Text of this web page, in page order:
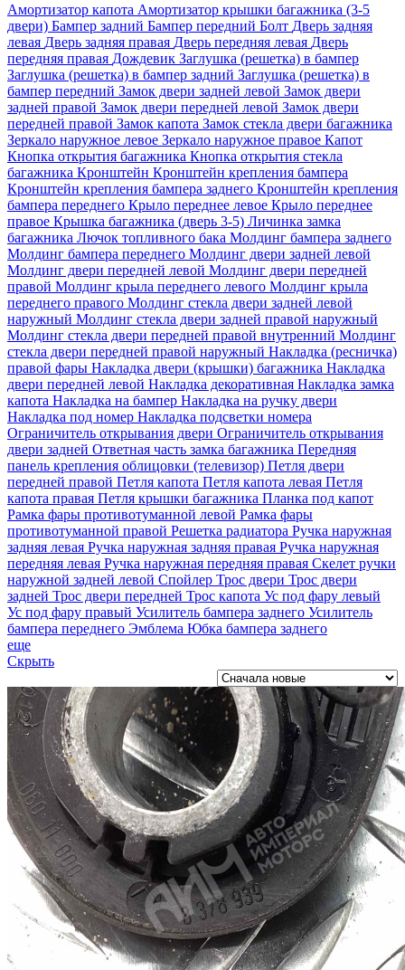
Амортизатор капота Амортизатор крышки багажника (3-5
двери) Бампер задний Бампер передний Болт Дверь задняя
левая Дверь задняя правая Дверь передняя левая Дверь
передняя правая Дождевик Заглушка (решетка) в бампер
Заглушка (решетка) в бампер задний Заглушка (решетка) в
бампер передний Замок двери задней левой Замок двери
задней правой Замок двери передней левой Замок двери
передней правой Замок капота Замок стекла двери багажника
Зеркало наружное левое Зеркало наружное правое Капот
Кнопка открытия багажника Кнопка открытия стекла
багажника Кронштейн Кронштейн крепления бампера
Кронштейн крепления бампера заднего Кронштейн крепления
бампера переднего Крыло переднее левое Крыло переднее
правое Крышка багажника (дверь 3-5) Личинка замка
багажника Лючок топливного бака Молдинг бампера заднего
Молдинг бампера переднего Молдинг двери задней левой
Молдинг двери передней левой Молдинг двери передней
правой Молдинг крыла переднего левого Молдинг крыла
переднего правого Молдинг стекла двери задней левой
наружный Молдинг стекла двери задней правой наружный
Молдинг стекла двери передней правой внутренний Молдинг
стекла двери передней правой наружный Накладка (ресничка)
правой фары Накладка двери (крышки) багажника Накладка
двери передней левой Накладка декоративная Накладка замка
капота Накладка на бампер Накладка на ручку двери
Накладка под номер Накладка подсветки номера
Ограничитель открывания двери Ограничитель открывания
двери задней Ответная часть замка багажника Передняя
панель крепления облицовки (телевизор) Петля двери
передней правой Петля капота Петля капота левая Петля
капота правая Петля крышки багажника Планка под капот
Рамка фары противотуманной левой Рамка фары
противотуманной правой Решетка радиатора Ручка наружная
задняя левая Ручка наружная задняя правая Ручка наружная
передняя левая Ручка наружная передняя правая Скелет ручки
наружной задней левой Спойлер Трос двери Трос двери
задней Трос двери передней Трос капота Ус под фару левый
Ус под фару правый Усилитель бампера заднего Усилитель
бампера переднего Эмблема Юбка бампера заднего
еще
Скрыть